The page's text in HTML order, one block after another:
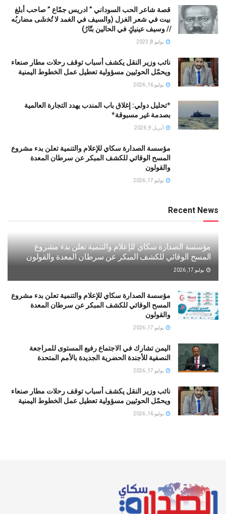
قصة شاعر الحب السوداني ” ادريس جمّاع ” صاحب أبلغ
بيت في شعر الغزل (وﺍﻟﺴﻴﻒ ﻓﻲ الغمد ﻻ ﺗُﺨشَى مضاربُه
// ﻭﺳﻴﻒ ﻋﻴﻨﻴﻚٍ ﻓﻲ ﺍﻟﺤﺎﻟﻴﻦ ﺑﺘّﺎﺭُ)
يوليو 8, 2023
نائب وزير النقل يكشف أسباب توقف رحلات مطار صنعاء
ويحمّل الحوثيين مسؤولية تعطيل عمل الخطوط اليمنية
يوليو 16, 2026
*تحليل دولي: إغلاق باب المندب يهدد التجارة العالمية
بصدمة غير مسبوقة*
أبريل 9, 2026
مؤسسة الصدارة سكاي للإعلام والتنمية تعلن بدء مشروع
المسح الوقائي للكشف المبكر عن سرطان المعدة
والقولون
يوليو 17, 2026
Recent News
مؤسسة الصدارة سكاي للإعلام والتنمية تعلن بدء مشروع
المسح الوقائي للكشف المبكر عن سرطان المعدة والقولون
يوليو 17, 2026
مؤسسة الصدارة سكاي للإعلام والتنمية تعلن بدء مشروع
المسح الوقائي للكشف المبكر عن سرطان المعدة
والقولون
يوليو 17, 2026
اليمن تشارك في الاجتماع رفيع المستوى للمراجعة
النصفية للأجندة الحضرية الجديدة بالأمم المتحدة
يوليو 17, 2026
نائب وزير النقل يكشف أسباب توقف رحلات مطار صنعاء
ويحمّل الحوثيين مسؤولية تعطيل عمل الخطوط اليمنية
يوليو 16, 2026